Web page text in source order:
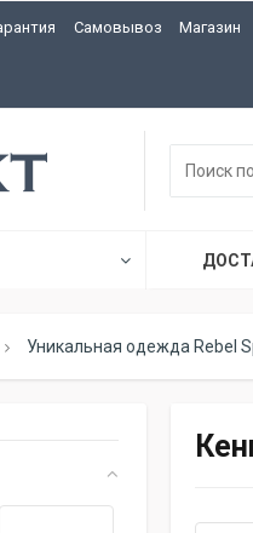
Самовывоз Магазин
Уникальная одежда Rebel